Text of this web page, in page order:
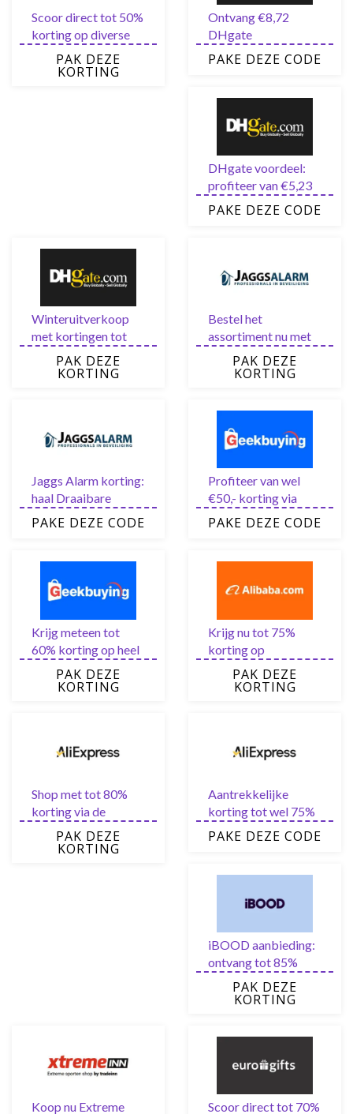
Scoor direct tot 50%
korting op diverse
items van nieuw in de
uitverkoop
PAK DEZE
KORTING
Ontvang €8,72
DHgate
kortingscode voor
nieuwe gebruikers
PAKE DEZE CODE
DHgate voordeel:
profiteer van €5,23
korting op het HELE
assortiment
PAKE DEZE CODE
Winteruitverkoop
met kortingen tot
wel 85% bij DHgate
PAK DEZE
KORTING
Bestel het
assortiment nu met
wel 40% Jaggs
Alarm korting op
PAK DEZE
KORTING
Jaggs Alarm korting:
haal Draaibare
camera’s in huis met
PAKE DEZE CODE
Profiteer van wel
€50,- korting via
Geekbuying
PAKE DEZE CODE
Krijg meteen tot
60% korting op heel
veel artikelen bij
Geekbuying FLASH
PAK DEZE
KORTING
Krijg nu tot 75%
korting op
geselecteerde
artikelen van
PAK DEZE
KORTING
Shop met tot 80%
korting via de
AliExpress Deals van
vandaag
PAK DEZE
KORTING
Aantrekkelijke
korting tot wel 75%
op elektronica
PAKE DEZE CODE
iBOOD aanbieding:
ontvang tot 85%
kortingPAK DEZE
KORTING
Koop nu Extreme
Scoor direct tot 70%